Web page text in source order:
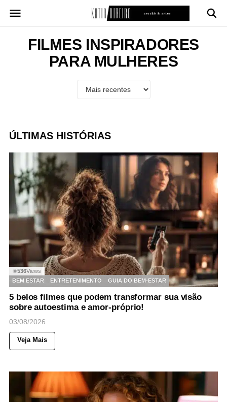
para
conteúdoFILMES INSPIRADORES
PARA MULHERES
ÚLTIMAS HISTÓRIAS
◉536Views
BEM ESTAR
ENTRETENIMENTO GUIA DO BEM-ESTAR
5 belos filmes que podem transformar sua visão
sobre autoestima e amor-próprio!
03/08/2026
Veja Mais